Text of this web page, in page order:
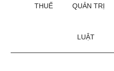
THUẾ QUẢN TRỊ
LUẬT